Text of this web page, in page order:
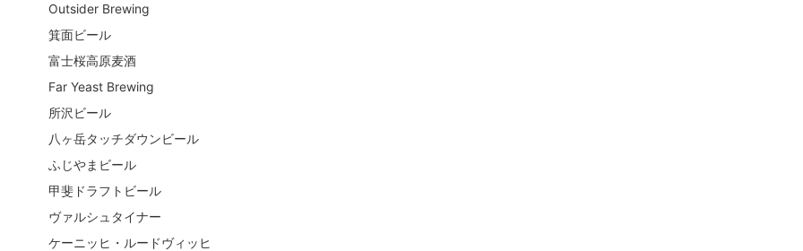
Outsider Brewing
箕面ビール
富士桜高原麦酒
Far Yeast Brewing
所沢ビール
八ヶ岳タッチダウンビール
ふじやまビール
甲斐ドラフトビール
ヴァルシュタイナー
ケーニッヒ・ルードヴィッヒ